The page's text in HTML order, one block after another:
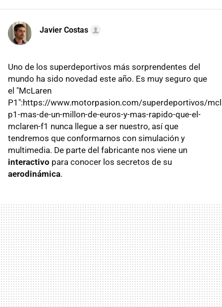
Javier Costas
Uno de los superdeportivos más sorprendentes del
mundo ha sido novedad este año. Es muy seguro que
el "McLaren
P1":https://www.motorpasion.com/superdeportivos/
p1-mas-de-un-millon-de-euros-y-mas-rapido-que-el-
mclaren-f1 nunca llegue a ser nuestro, así que
tendremos que conformarnos con simulación y
multimedia. De parte del fabricante nos viene un
interactivo para conocer los secretos de su
aerodinámica.